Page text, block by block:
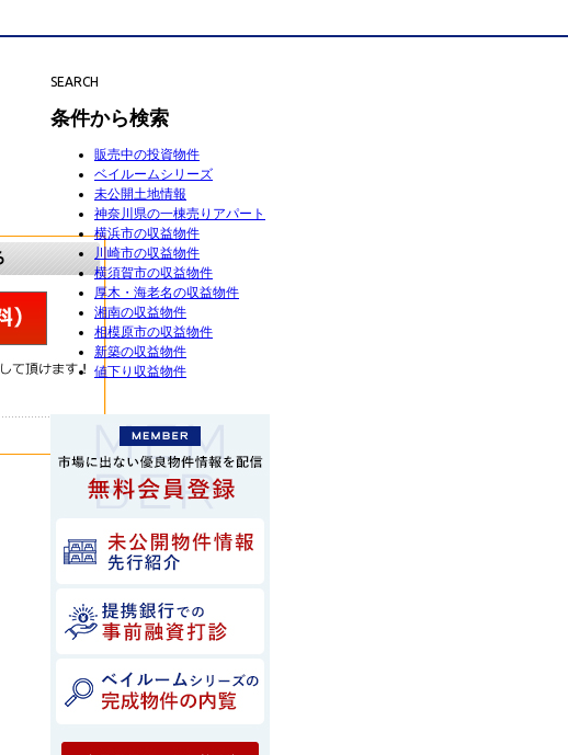
SEARCH
条件から検索
販売中の投資物件
ベイルームシリーズ
未公開土地情報
神奈川県の一棟売りアパート
横浜市の収益物件
川崎市の収益物件
横須賀市の収益物件
厚木・海老名の収益物件
湘南の収益物件
相模原市の収益物件
新築の収益物件
値下り収益物件